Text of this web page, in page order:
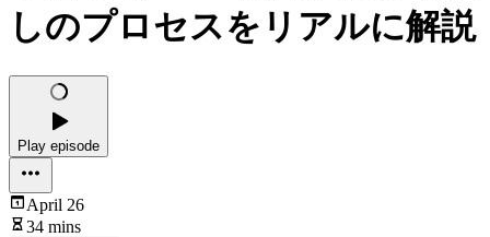
しのプロセスをリアルに解説
Play episode
April 26
34 mins